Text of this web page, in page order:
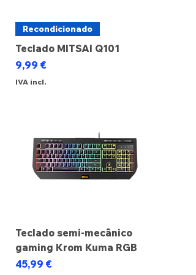
Recondicionado
Teclado MITSAI Q101
Preço
9,99 €
IVA incl.
Teclado semi-mecânico
gaming Krom Kuma RGB
Preço
45,99 €